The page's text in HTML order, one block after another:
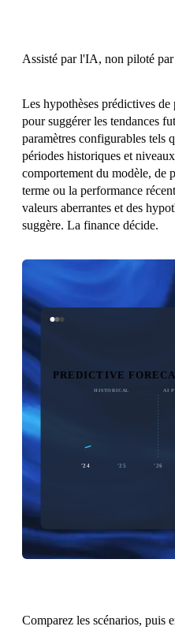
Assisté par l'IA, non piloté
Les hypothèses prédictives
pour suggérer les tendances
paramètres configurables tels
périodes historiques et
comportement du modèle, de
terme ou la performance
valeurs aberrantes et des
suggère. La finance décide.
PREDICTIVE
AI
'24 '25 '26
HISTORICAL AI
Comparez les scénarios, puis